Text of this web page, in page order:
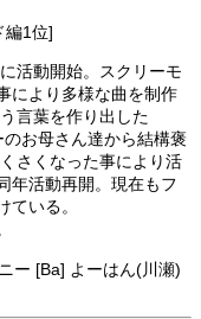
編1位]
活動開始。スクリーモ
により多様な曲を制作
言葉を作り出した
お母さん達から結構褒
さくなった事により活
年活動再開。現在もフ
ている。
ー [Ba] よーはん(川瀬)